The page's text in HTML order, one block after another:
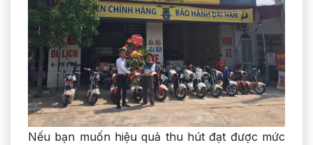
Nếu bạn muốn hiệu quả thu hút đạt được mức